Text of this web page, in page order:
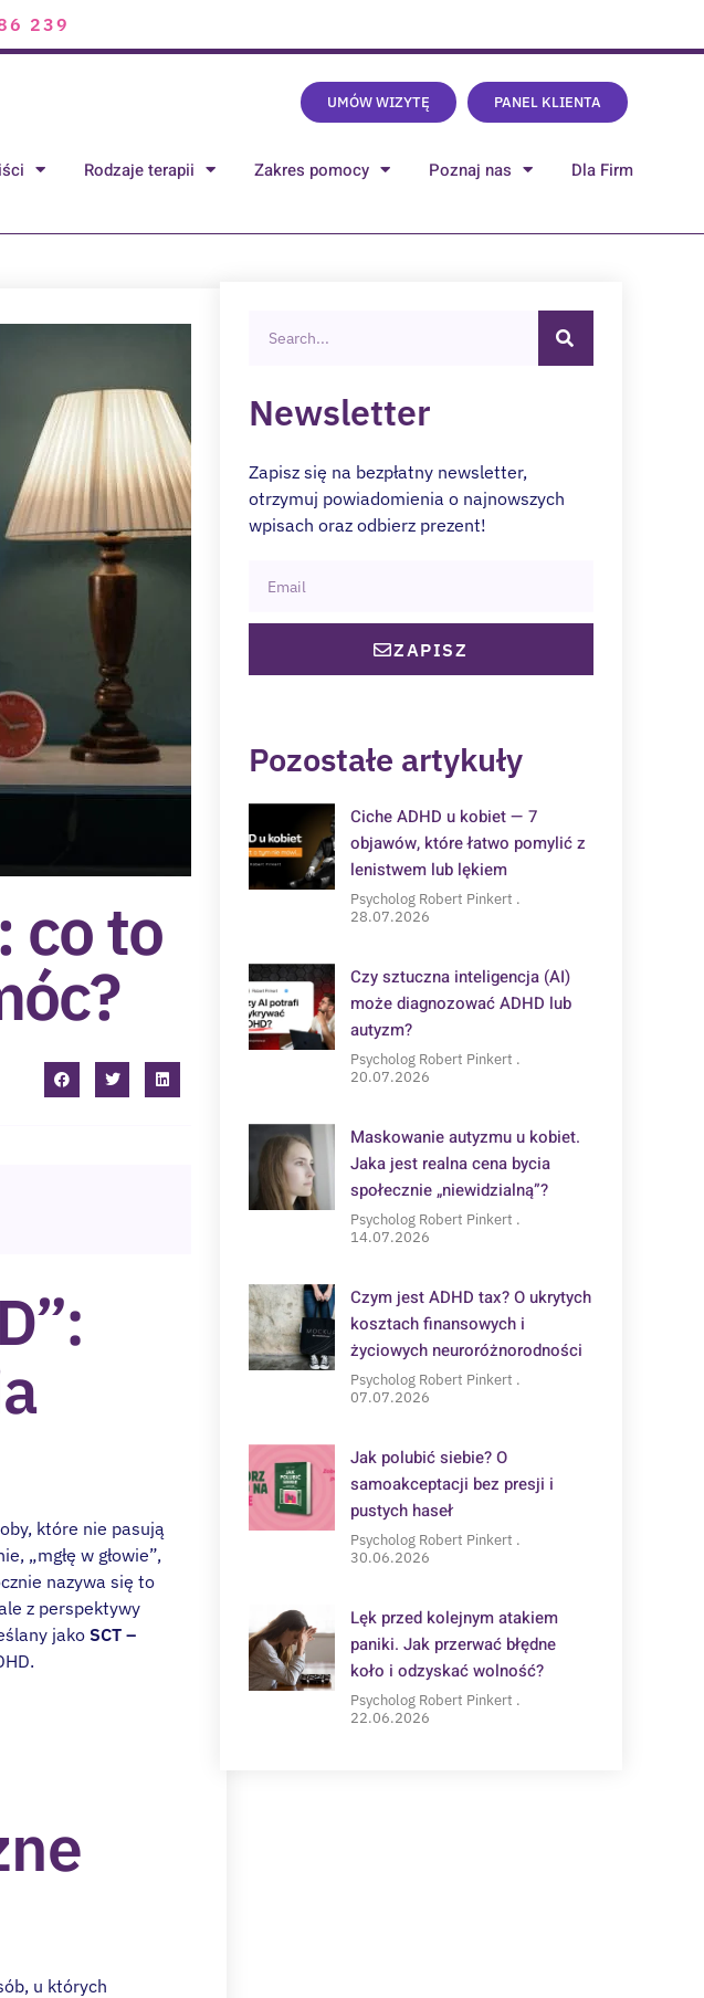
239
UMÓW WIZYTĘ PANEL KLIENTA
Rodzaje terapii Zakres pomocy Poznaj nas Dla Firm
co to
które nie pasują
„mgłę w głowie”,
nazywa się to
z perspektywy
jako SCT –
u których
Newsletter
Zapisz się na bezpłatny newsletter,
otrzymuj powiadomienia o najnowszych
wpisach oraz odbierz prezent!
ZAPISZ
Pozostałe artykuły
Ciche ADHD u kobiet — 7
objawów, które łatwo pomylić z
lenistwem lub lękiem
Psycholog Robert Pinkert
28.07.2026
Czy sztuczna inteligencja (AI)
może diagnozować ADHD lub
autyzm?
Psycholog Robert Pinkert
20.07.2026
Maskowanie autyzmu u kobiet.
Jaka jest realna cena bycia
społecznie „niewidzialną”?
Psycholog Robert Pinkert
14.07.2026
Czym jest ADHD tax? O ukrytych
kosztach finansowych i
życiowych neuroróżnorodności
Psycholog Robert Pinkert
07.07.2026
Jak polubić siebie? O
samoakceptacji bez presji i
pustych haseł
Psycholog Robert Pinkert
30.06.2026
Lęk przed kolejnym atakiem
paniki. Jak przerwać błędne
koło i odzyskać wolność?
Psycholog Robert Pinkert
22.06.2026